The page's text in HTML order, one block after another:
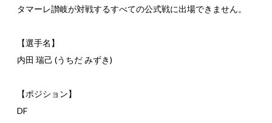
タマーレ讃岐が対戦するすべての公式戦に出場できません。
【選手名】
内田 瑞己 (うちだ みずき)
【ポジション】
DF